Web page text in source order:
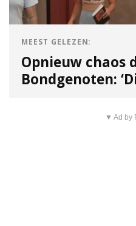
MEEST GELEZEN:
Opnieuw chaos
Bondgenoten:
▼ Ad by